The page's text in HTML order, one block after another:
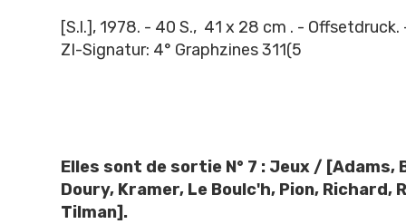
[S.l.], 1978. - 40 S., 41 x 28 cm . - Offsetdruck.
ZI-Signatur: 4° Graphzines 311(5
Elles sont de sortie N° 7 : Jeux / [Adams,
Doury, Kramer, Le Boulc'h, Pion, Richard,
Tilman].